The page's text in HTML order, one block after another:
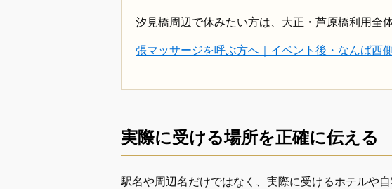
汐見橋周辺で休みたい方は、大正・芦原橋利用全
張マッサージを呼ぶ方へ｜イベント後・なんば西
実際に受ける場所を正確に伝える
駅名や周辺名だけではなく、実際に受けるホテルや